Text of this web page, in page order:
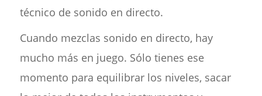
técnico de sonido en directo.
Cuando mezclas sonido en directo, hay
mucho más en juego. Sólo tienes ese
momento para equilibrar los niveles, sacar